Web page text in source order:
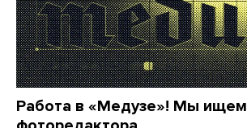
Работа в «Медузе»! Мы ищем